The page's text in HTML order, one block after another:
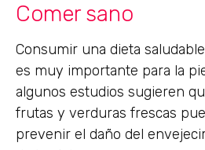
Comer sano
Consumir una dieta
es muy importante para la
algunos estudios sugieren
frutas y verduras frescas
prevenir el daño del